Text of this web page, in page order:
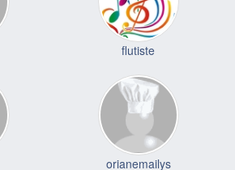
flutiste
orianemailys